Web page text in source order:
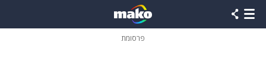
פרסומת